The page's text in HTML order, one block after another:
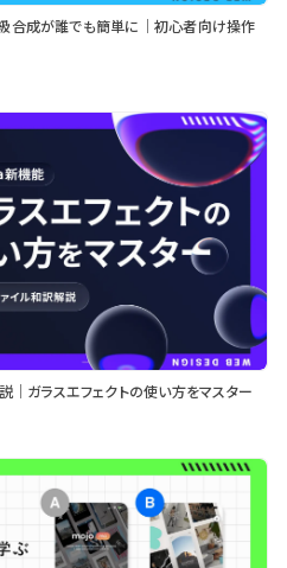
級合成が誰でも簡単に｜初心者向け操作
｜ガラスエフェクトの使い方をマスター